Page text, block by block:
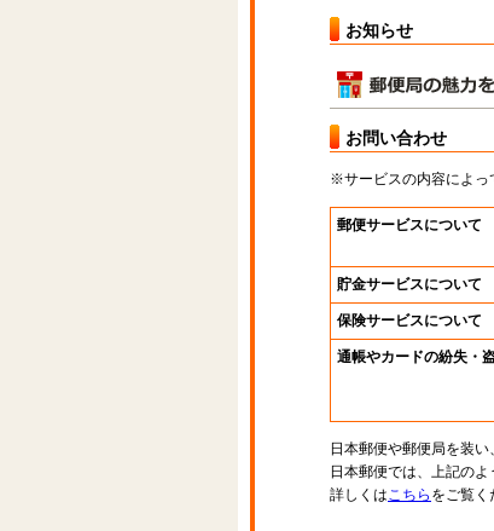
お知らせ
お問い合わせ
※サービスの内容によっ
郵便サービスについて
貯金サービスについて
保険サービスについて
通帳やカードの紛失・
日本郵便や郵便局を装
日本郵便では、上記の
詳しくはこちら をご覧く